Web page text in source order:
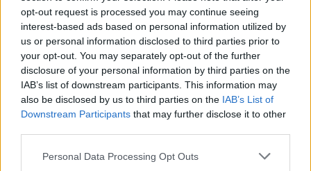
opt-out request is processed you may continue seeing
interest-based ads based on personal information utilized by
us or personal information disclosed to third parties prior to
your opt-out. You may separately opt-out of the further
disclosure of your personal information by third parties on the
IAB’s list of downstream participants. This information may
also be disclosed by us to third parties on the IAB’s List of
Downstream Participants that may further disclose it to other
Personal Data Processing Opt Outs
Actus Info
Pourquoi le bouton start/stop disparaît
des voitures électriques
Auto Pour Vous 5 août 2026 0